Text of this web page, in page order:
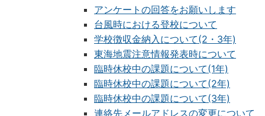
アンケートの回答をお願いします
台風時における登校について
学校徴収金納入について(2・3年)
東海地震注意情報発表時について
臨時休校中の課題について(1年)
臨時休校中の課題について(2年)
臨時休校中の課題について(3年)
連絡先メールアドレスの変更について